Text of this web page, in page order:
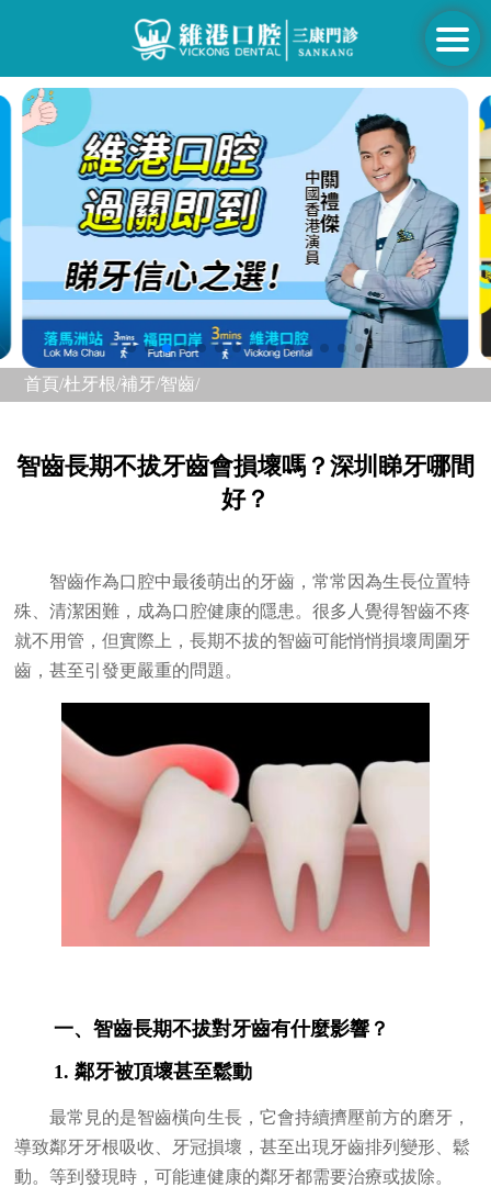
首頁/杜牙根/補牙/智齒/
智齒長期不拔牙齒會損壞嗎？深圳睇牙哪間
好？
智齒作為口腔中最後萌出的牙齒，常常因為生長位置特
殊、清潔困難，成為口腔健康的隱患。很多人覺得智齒不疼
就不用管，但實際上，長期不拔的智齒可能悄悄損壞周圍牙
齒，甚至引發更嚴重的問題。
一、智齒長期不拔對牙齒有什麼影響？
1. 鄰牙被頂壞甚至鬆動
最常見的是智齒橫向生長，它會持續擠壓前方的磨牙，
導致鄰牙牙根吸收、牙冠損壞，甚至出現牙齒排列變形、鬆
動。等到發現時，可能連健康的鄰牙都需要治療或拔除。